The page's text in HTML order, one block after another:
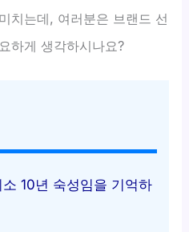
치는데, 여러분은 브랜드 선
하게 생각하시나요?
10년 숙성임을 기억하